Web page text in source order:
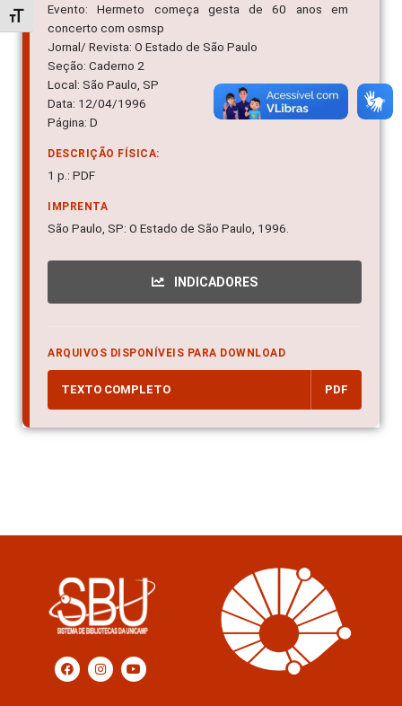
Alternar tamanho da fonte
Evento: Hermeto começa gesta de 60 anos em
concerto com osmsp
Jornal/ Revista: O Estado de São Paulo
Seção: Caderno 2
Local: São Paulo, SP
Data: 12/04/1996
Página: D
DESCRIÇÃO FÍSICA:
1 p.: PDF
IMPRENTA
São Paulo, SP: O Estado de São Paulo, 1996.
INDICADORES
ARQUIVOS DISPONÍVEIS PARA DOWNLOAD
TEXTO COMPLETO PDF